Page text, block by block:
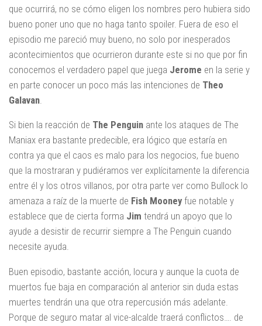
que ocurrirá, no se cómo eligen los nombres pero hubiera sido
bueno poner uno que no haga tanto spoiler. Fuera de eso el
episodio me pareció muy bueno, no solo por inesperados
acontecimientos que ocurrieron durante este si no que por fin
conocemos el verdadero papel que juega Jerome en la serie y
en parte conocer un poco más las intenciones de Theo
Galavan
Si bien la reacción de The Penguin ante los ataques de The
Maniax era bastante predecible, era lógico que estaría en
contra ya que el caos es malo para los negocios, fue bueno
que la mostraran y pudiéramos ver explícitamente la diferencia
entre él y los otros villanos, por otra parte ver como Bullock lo
amenaza a raíz de la muerte de Fish Mooney fue notable y
establece que de cierta forma Jim tendrá un apoyo que lo
ayude a desistir de recurrir siempre a The Penguin cuando
necesite ayuda.
Buen episodio, bastante acción, locura y aunque la cuota de
muertos fue baja en comparación al anterior sin duda estas
muertes tendrán una que otra repercusión más adelante.
Porque de seguro matar al vice-alcalde traerá conflictos…. de